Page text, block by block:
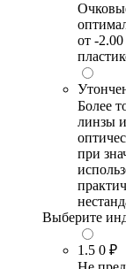
от -
Более
линзы
при
Выберите
1.5 0 ₽